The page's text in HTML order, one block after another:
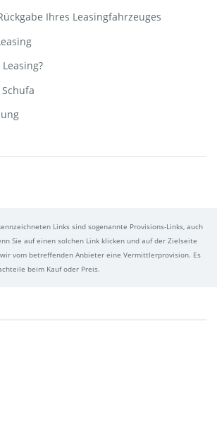
Ihres Leasingfahrzeuges
Links sind sogenannte Provisions-Links, auch
Sie auf einen solchen Link klicken und auf der Zielseite
vom betreffenden Anbieter eine Vermittlerprovision. Es
beim Kauf oder Preis.